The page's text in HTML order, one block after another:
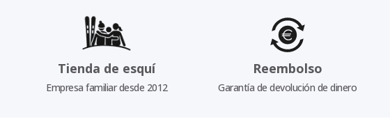
Tienda de esquí
Empresa familiar desde 2012
Reembolso
Garantía de devolución de dinero